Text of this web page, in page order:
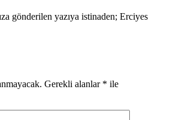
gönderilen yazıya istinaden; Erciyes
Gerekli alanlar * ile